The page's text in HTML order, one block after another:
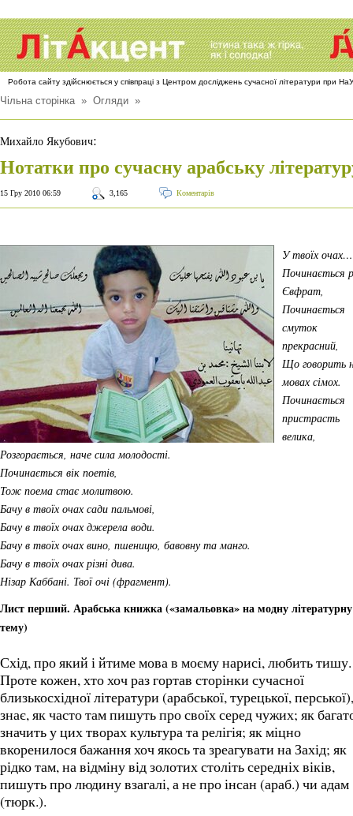
Робота сайту здійснюється у співпраці з Центром досліджень сучасної літератури при
Чільна сторінка» Огляди »
Михайло Якубович:
Нотатки про сучасну арабську
15 Гру 2010 06:59 3,165 Коментарів
У твоїх очах…
Починається
Євфрат,
Починається
смуток
прекрасний,
Що говорить
мовах сімох.
Починається
пристрасть
велика,
Розгорається, наче сила молодості.
Починається вік поетів,
Тож поема стає молитвою.
Бачу в твоїх очах сади пальмові,
Бачу в твоїх очах джерела води.
Бачу в твоїх очах вино, пшеницю, бавовну та манго.
Бачу в твоїх очах різні дива.
Нізар Каббані. Твої очі (фрагмент).
Лист перший. Арабська книжка («замальовка» на модну літературну
тему)
Схід, про який і йтиме мова в моєму нарисі, любить тишу.
Проте кожен, хто хоч раз гортав сторінки сучасної
близькосхідної літератури (арабської, турецької, перської),
знає, як часто там пишуть про своїх серед чужих; як
значить у цих творах культура та релігія; як міцно
вкоренилося бажання хоч якось та зреагувати на Захід; як
рідко там, на відміну від золотих століть середніх віків,
пишуть про людину взагалі, а не про інсан (араб.) чи адам
(тюрк.).